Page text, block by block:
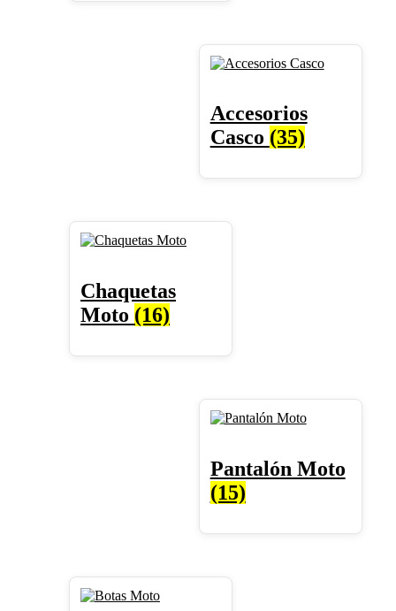
Accesorios
Casco (35)
Chaquetas
Moto (16)
Pantalón Moto
(15)